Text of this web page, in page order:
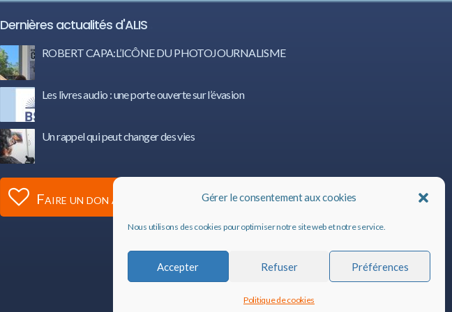
Gérer le consentement aux cookies
Nous utilisons des cookies pour optimiser notre site web et notre service.
Accepter Refuser Préférences
Politique de cookies
Dernières actualités d'ALIS
ROBERT CAPA:L’ICÔNE DU PHOTOJOURNALISME
Les livres audio : une porte ouverte sur l’évasion
Un rappel qui peut changer des vies
Faire un don à ALIS